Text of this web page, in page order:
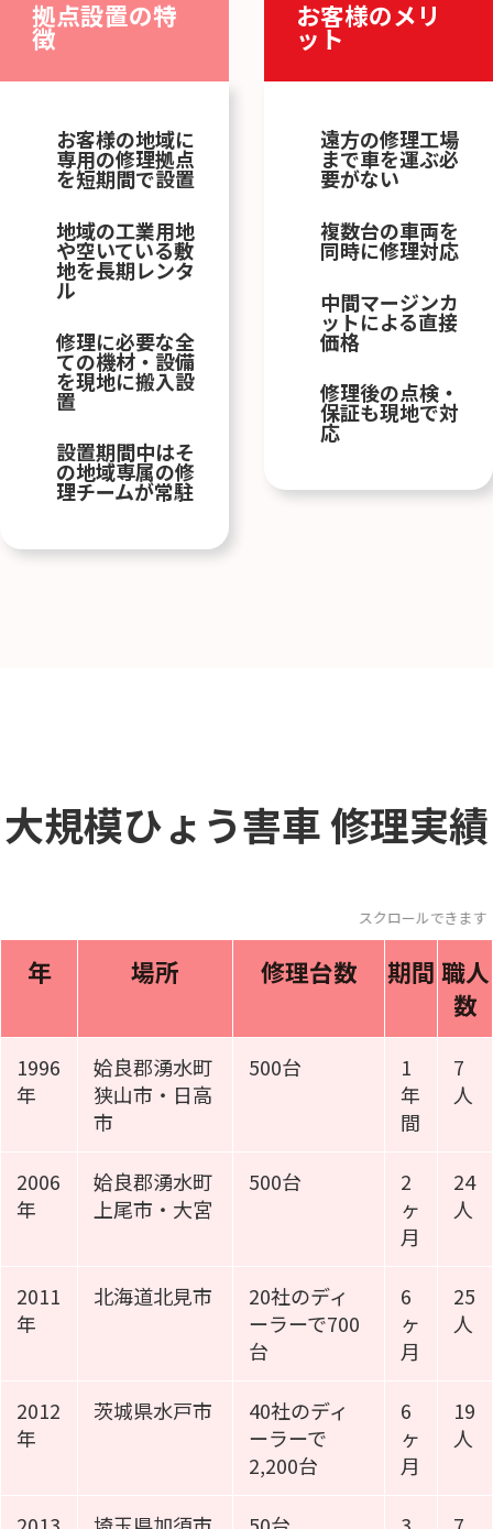
拠点設置の特
徴
お客様の地域に
専用の修理拠点
を短期間で設置
地域の工業用地
や空いている敷
地を長期レンタ
ル
修理に必要な全
ての機材・設備
を現地に搬入設
置
設置期間中はそ
の地域専属の修
理チームが常駐
お客様のメリ
ット
遠方の修理工場
まで車を運ぶ必
要がない
複数台の車両を
同時に修理対応
中間マージンカ
ットによる直接
価格
修理後の点検・
保証も現地で対
応
大規模ひょう害車修理実績
スクロールできます
年 場所 修理台数 期間 職人
数
1996
年
姶良郡湧水町
狭山市・日高
市
500台
1
年
間
7
人
2006
年
姶良郡湧水町
上尾市・大宮
500台
2
ヶ
月
24
人
2011
年
北海道北見市
20社のディ
ーラーで700
台
6
ヶ
月
25
人
2012
年
茨城県水戸市
40社のディ
ーラーで
2,200台
6
ヶ
月
19
人